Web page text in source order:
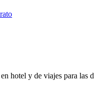
hotel y de viajes para las